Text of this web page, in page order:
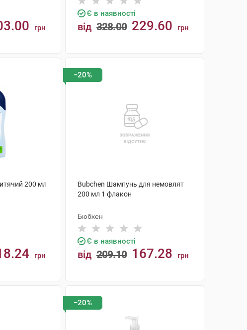
грн
Є в наявності
від 328.00 229.60 грн
200 мл
грн
−20%
Bubchen Шампунь для немовлят
200 мл 1 флакон
Бюбхен
Є в наявності
від 209.10 167.28 грн
−20%